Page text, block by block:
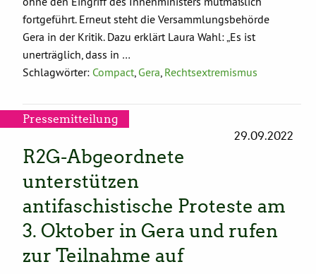
fortgeführt. Erneut steht die Versammlungsbehörde
Gera in der Kritik. Dazu erklärt Laura Wahl: „Es ist
unerträglich, dass in …
Schlagwörter: Compact Gera Rechtsextremismus
Pressemitteilung
29.09.2022
R2G-Abgeordnete
unterstützen
antifaschistische Proteste am
3. Oktober in Gera und rufen
zur Teilnahme auf